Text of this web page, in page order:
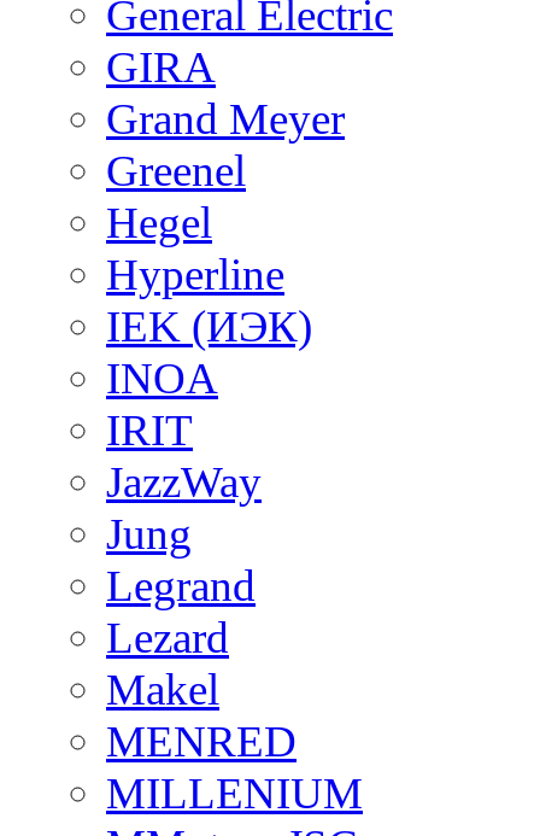
General Electric
GIRA
Grand Meyer
Greenel
Hegel
Hyperline
IEK (ИЭК)
INOA
IRIT
JazzWay
Jung
Legrand
Lezard
Makel
MENRED
MILLENIUM